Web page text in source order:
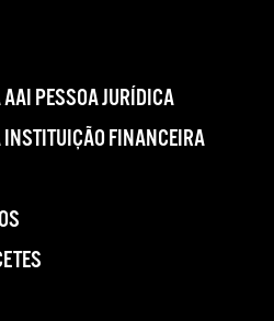
PESSOA JURÍDICA
FINANCEIRA